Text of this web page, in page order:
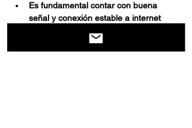
Es fundamental contar con buena
señal y conexión estable a internet